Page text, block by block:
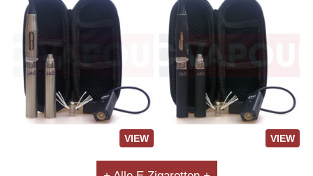
VIEW VIEW